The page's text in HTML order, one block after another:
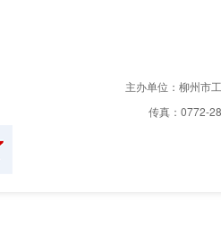
主办单位：柳州市
传真：0772-